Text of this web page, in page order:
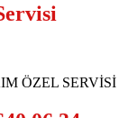
ÖZEL SERVİSİ